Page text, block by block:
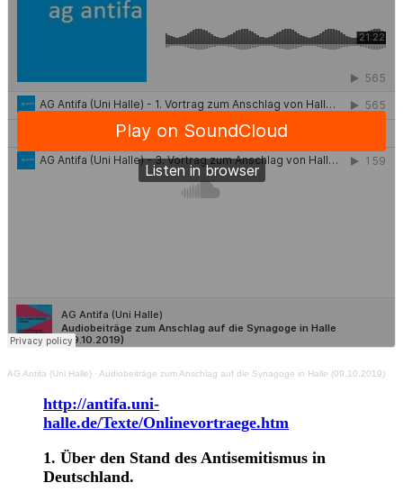
AG Antifa (Uni Halle) · Audiobeiträge zum Anschlag auf die Synagoge in Halle (09.10.2019)
http://antifa.uni-
halle.de/Texte/Onlinevortraege.htm
1. Über den Stand des Antisemitismus in
Deutschland.